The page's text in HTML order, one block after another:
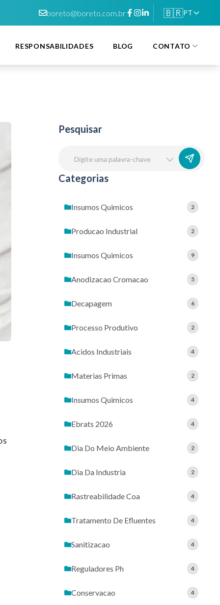
boreto@boreto.com.br 🇧🇷PT
RESPONSABILIDADES BLOG CONTATO
Pesquisar
Categorias
Insumos Quimicos 2
Producao Industrial 2
Insumos Quimicos 9
Anodizacao Cromacao 5
Decapagem 6
Processo Produtivo 2
Acidos Industriais 4
Materias Primas 2
Insumos Quimicos 4
Ebrats 2026 4
Dia Do Meio Ambiente 2
Dia Da Industria 2
Rastreabilidade Coa 4
Tratamento De Efluentes 4
Sanitizacao 4
Reguladores Ph 4
Conservacao 4